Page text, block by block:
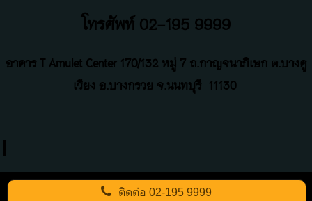
โทรศัพท์ 02-195 9999
อาคาร T Amulet Center170/132 หมู่ 7 ถ.กาญจนาภิเษก ต.บางคู
เวียง อ.บางกรวย จ.นนทบุรี 11130
ติดต่อ02-195 9999